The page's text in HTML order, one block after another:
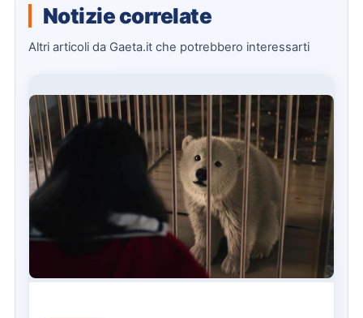
Notizie correlate
Altri articoli da Gaeta.it che potrebbero interessarti